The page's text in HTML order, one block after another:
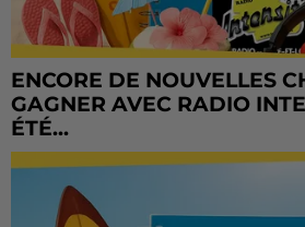
ENCORE DE NOUVELLES
GAGNER AVEC RADIO
ÉTÉ...